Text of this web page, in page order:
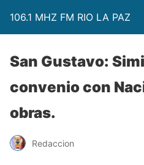
106.1 MHZ FM RIO LA PAZ
San Gustavo:
convenio con
obras.
Redaccion